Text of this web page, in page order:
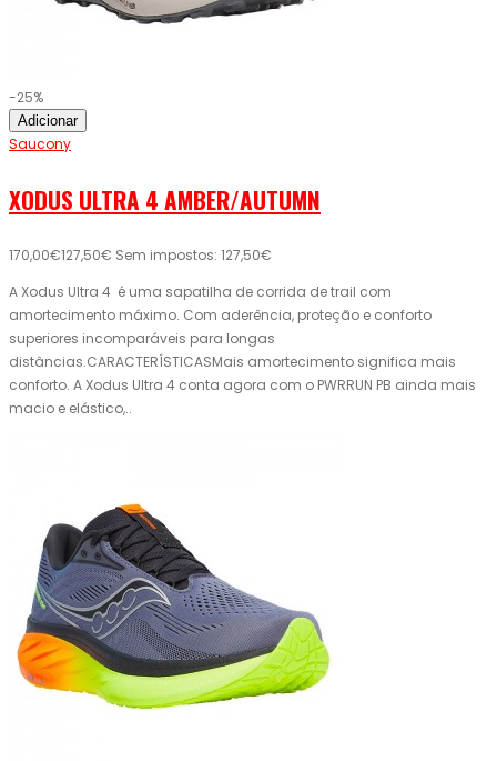
-25%
Adicionar
Saucony
XODUS ULTRA 4 AMBER/AUTUMN
170,00€127,50€ Sem impostos: 127,50€
A Xodus Ultra 4 é uma sapatilha de corrida de trail com
amortecimento máximo. Com aderência, proteção e conforto
superiores incomparáveis ​​para longas
distâncias.CARACTERÍSTICASMais amortecimento significa mais
conforto. A Xodus Ultra 4 conta agora com o PWRRUN PB ainda mais
macio e elástico,..